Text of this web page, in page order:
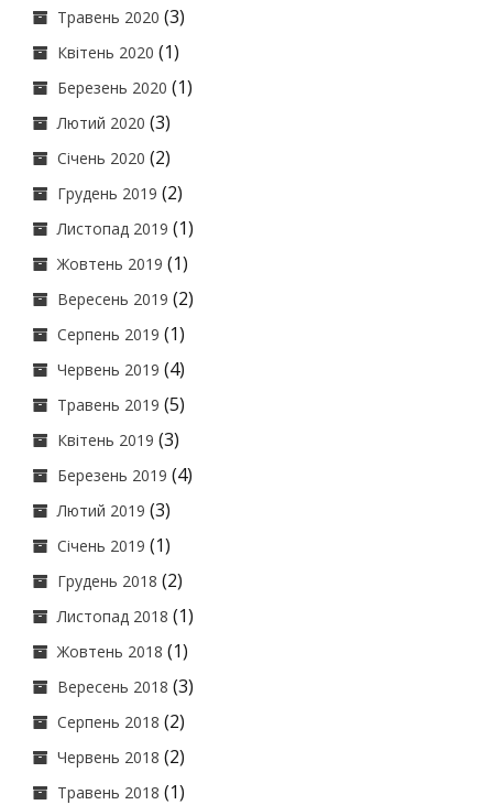
Травень 2020 (3)
Квітень 2020 (1)
Березень 2020 (1)
Лютий 2020 (3)
Січень 2020 (2)
Грудень 2019 (2)
Листопад 2019 (1)
Жовтень 2019 (1)
Вересень 2019 (2)
Серпень 2019 (1)
Червень 2019 (4)
Травень 2019 (5)
Квітень 2019 (3)
Березень 2019 (4)
Лютий 2019 (3)
Січень 2019 (1)
Грудень 2018 (2)
Листопад 2018 (1)
Жовтень 2018 (1)
Вересень 2018 (3)
Серпень 2018 (2)
Червень 2018 (2)
Травень 2018 (1)